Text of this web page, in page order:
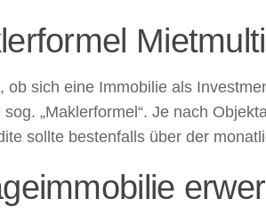
ob sich eine Immobilie als
sog. „Maklerformel“. Je nach
sollte bestenfalls über der